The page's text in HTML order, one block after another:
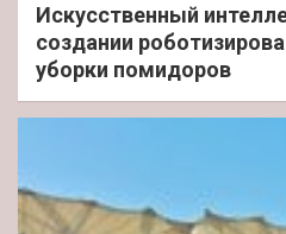
Искусственный
создании
уборки помидоров